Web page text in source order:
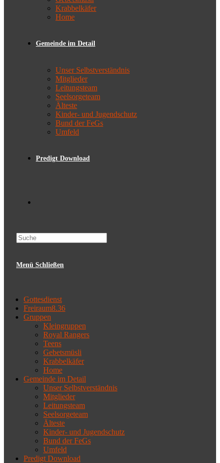
Krabbelkäfer
Home
Gemeinde im Detail
Unser Selbstverständnis
Mitglieder
Leitungsteam
Seelsorgeteam
Älteste
Kinder- und Jugendschutz
Bund der FeGs
Umfeld
Predigt Download
Menü Schließen
Gottesdienst
Freiraum8.36
Gruppen
Kleingruppen
Royal Rangers
Teens
Gebetsmüsli
Krabbelkäfer
Home
Gemeinde im Detail
Unser Selbstverständnis
Mitglieder
Leitungsteam
Seelsorgeteam
Älteste
Kinder- und Jugendschutz
Bund der FeGs
Umfeld
Predigt Download